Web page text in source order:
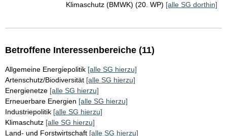
Klimaschutz (BMWK) (20. WP) [alle SG dorthin]
Betroffene Interessenbereiche (11)
Allgemeine Energiepolitik [alle SG hierzu]
Artenschutz/Biodiversität [alle SG hierzu]
Energienetze [alle SG hierzu]
Erneuerbare Energien [alle SG hierzu]
Industriepolitik [alle SG hierzu]
Klimaschutz [alle SG hierzu]
Land- und Forstwirtschaft [alle SG hierzu]